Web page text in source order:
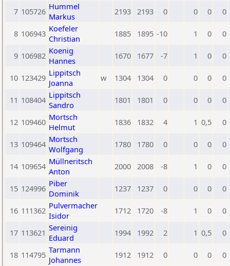
7 105726 Hummel
Markus
2193 2193 0 0 0 0
8 106943 Koefeler
Christian
1885 1895 -10 1 0 0
9 106982 Koenig
Hannes
1670 1677 -7 1 0 0
10 123429 Lippitsch
Joanna
w 1304 1304 0 0 0 0
11 108404 Lippitsch
Sandro
1801 1801 0 0 0 0
12 109460 Mortsch
Helmut
1836 1832 4 1 0,5 0
13 109464 Mortsch
Wolfgang
1780 1780 0 0 0 0
14 109654 Müllneritsch
Anton
2000 2008 -8 1 0 0
15 124996 Piber
Dominik
1237 1237 0 0 0 0
16 111362 Pulvermacher
Isidor
1712 1720 -8 1 0 0
17 113621 Sereinig
Eduard
1994 1992 2 1 0,5 0
18 114795 Tarmann
Johannes
1912 1912 0 0 0 0